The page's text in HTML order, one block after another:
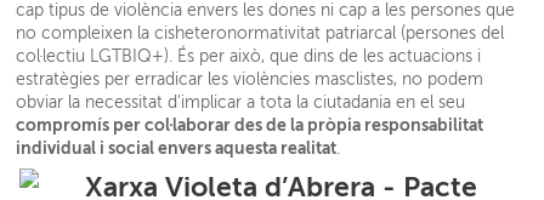
cap tipus de violència envers les dones ni cap a les persones que
no compleixen la cisheteronormativitat patriarcal (persones del
col·lectiu LGTBIQ+). És per això, que dins de les actuacions i
estratègies per erradicar les violències masclistes, no podem
obviar la necessitat d’implicar a tota la ciutadania en el seu
compromís per col·laborar des de la pròpia responsabilitat
individual i social envers aquesta realitat.